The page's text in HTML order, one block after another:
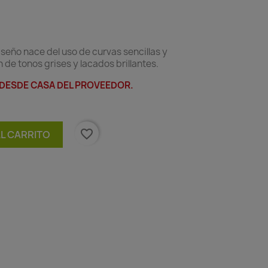
nace del uso de curvas sencillas y
de tonos grises y lacados brillantes.
CASA DEL PROVEEDOR.
CARRITO favorite_border